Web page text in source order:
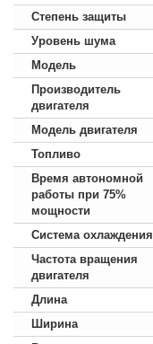
Степень защиты
Уровень шума
Модель
Производитель
двигателя
Модель двигателя
Топливо
Время автономной
работы при 75%
мощности
Система охлаждения
Частота вращения
двигателя
Длина
Ширина